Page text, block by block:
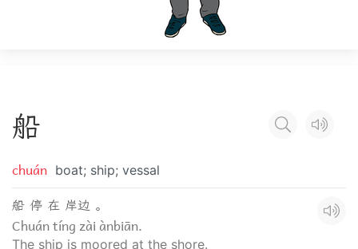
船
chuán boat; ship; vessal
船 停 在 岸边 。
Chuán tíng zài ànbiān.
The ship is moored at the shore.